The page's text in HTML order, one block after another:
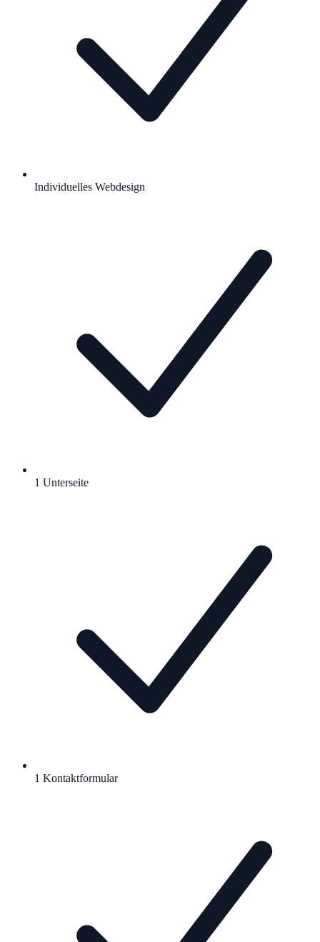
Individuelles Webdesign
1 Unterseite
1 Kontaktformular